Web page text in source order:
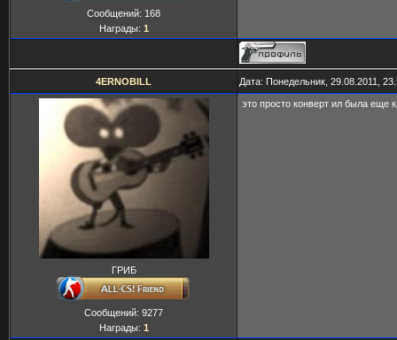
Сообщений: 168
Награды: 1
4ERNOBILL Дата: Понедельник, 29.08.2011,
ГРИБ
Сообщений: 9277
Награды: 1
это просто конверт ил была еще